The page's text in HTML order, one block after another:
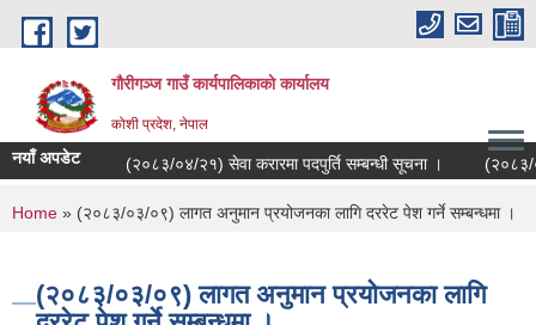
Skip to main content
गौरीगञ्‍ज गाउँ कार्यपालिकाको कार्यालय
कोशी प्रदेश, नेपाल
नयाँ अपडेट (२०८३/०४/२१) सेवा करारमा पदपुर्ति सम्बन्धी सूचना । (२०८३/
You are here
Home » (२०८३/०३/०९) लागत अनुमान प्रयोजनका लागि दररेट पेश गर्ने सम्बन्धमा ।
(२०८३/०३/०९) लागत अनुमान प्रयोजनका लागि